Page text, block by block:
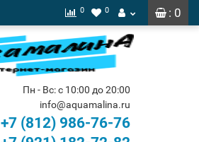
: 0
0 0
Пн - Вс: с 10:00 до 20:00
info@aquamalina.ru
+7 (812) 986-76-76